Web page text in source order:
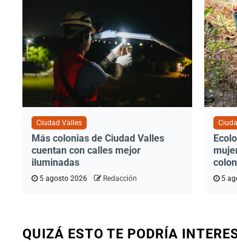
Ciudad Valles
Más colonias de Ciudad Valles
cuentan con calles mejor
iluminadas
5 agosto 2026 Redacción 5
QUIZÁ ESTO TE PODRÍA